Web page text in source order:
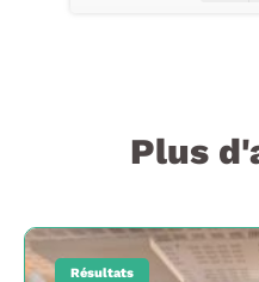
Plus
Résultats